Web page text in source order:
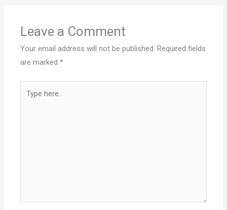
Leave a Comment
Your email address will not be published. Required fields
are marked*
here..